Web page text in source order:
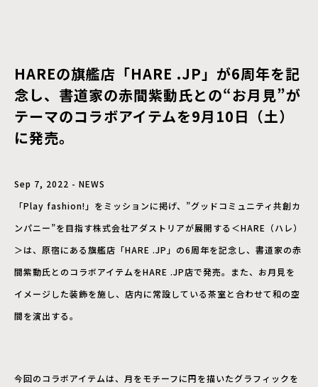
HAREの旗艦店「HARE .JP」が6周年を記
念し、書道家の赤間紫動氏との“お月見”が
テーマのコラボアイテムを9月10日（土）
に発売。
Sep 7, 2022 - NEWS
「Play fashion!」をミッションに掲げ、”グッドコミュニティ共創カ
ンパニー”を目指す株式会社アダストリアが展開する＜HARE（ハレ）
＞は、原宿にある旗艦店「HARE .JP」の6周年を記念し、書道家の赤
間紫動氏とのコラボアイテムをHARE .JP店で発売。また、お月見を
イメージした装飾を施し、店内に常設している茶室と合わせて和の空
間を演出する。
今回のコラボアイテムは、月をモチーフに円を描いたグラフィックを